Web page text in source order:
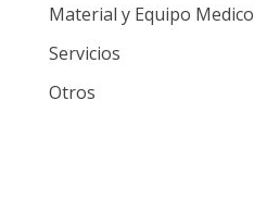
Material y Equipo Medico
Servicios
Otros